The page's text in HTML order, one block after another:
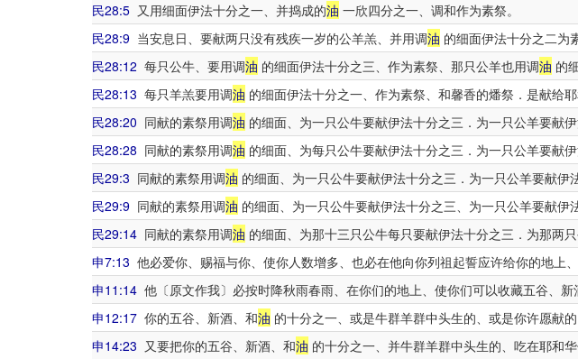
民28:5 又用细面伊法十分之一、并捣成的油 一欣四分之一、调和作为素祭。
民28:9 当安息日、要献两只没有残疾一岁的公羊羔、并用调油 的细面伊法十分之二为
民28:12 每只公牛、要用调油 的细面伊法十分之三、作为素祭、那只公羊也用调油 的
民28:13 每只羊羔要用调油 的细面伊法十分之一、作为素祭、和馨香的燔祭．是献给耶
民28:20 同献的素祭用调油 的细面、为一只公牛要献伊法十分之三．为一只公羊要献伊
民28:28 同献的素祭用调油 的细面、为每只公牛要献伊法十分之三．为一只公羊要献伊
民29:3 同献的素祭用调油 的细面、为一只公牛要献伊法十分之三．为一只公羊要献伊
民29:9 同献的素祭用调油 的细面、为一只公牛要献伊法十分之三、为一只公羊要献伊
民29:14 同献的素祭用调油 的细面、为那十三只公牛每只要献伊法十分之三．为那两
申7:13 他必爱你、赐福与你、使你人数增多、也必在他向你列祖起誓应许给你的地上
申11:14 他〔原文作我〕必按时降秋雨春雨、在你们的地上、使你们可以收藏五谷、新
申12:17 你的五谷、新酒、和油 的十分之一、或是牛群羊群中头生的、或是你许愿献
申14:23 又要把你的五谷、新酒、和油 的十分之一、并牛群羊群中头生的、吃在耶和